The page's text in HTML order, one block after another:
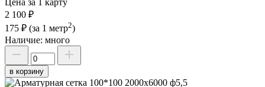
Цена за 1 карту
2 100 ₽
175 ₽ (за 1 метр2)
Наличие: много
в корзину